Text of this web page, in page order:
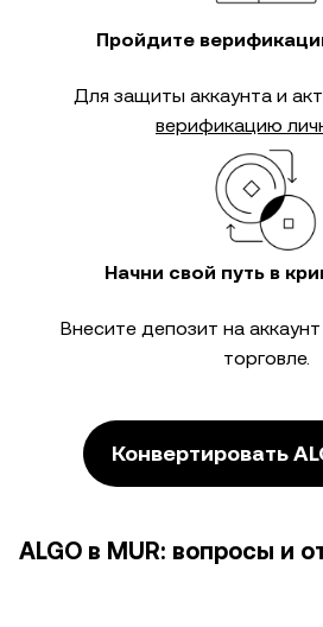
Пройдите
Для защиты аккаунта и
верификацию
Начни свой путь в
Внесите депозит на
торговле.
Конвертировать
ALGO в MUR: вопросы и